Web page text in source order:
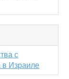
с
в Израиле